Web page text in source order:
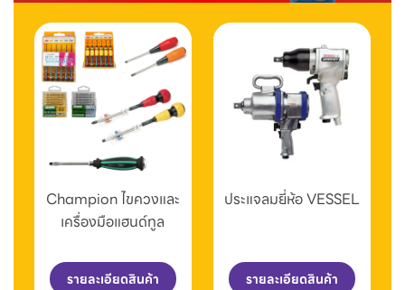
Champion ไขควงและ
เครื่องมือแฮนด์ทูล
รายละเอียดสินค้า
ประแจลมยี่ห้อ VESSEL
รายละเอียดสินค้า